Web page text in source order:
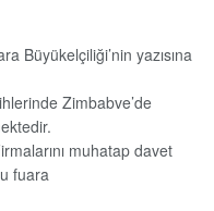
Büyükelçiliği’nin yazısına
Zimbabve’de
muhatap davet
fuara